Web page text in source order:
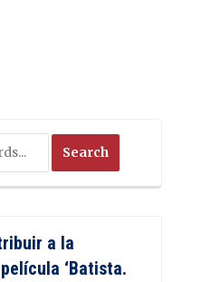
a la
‘Batista.